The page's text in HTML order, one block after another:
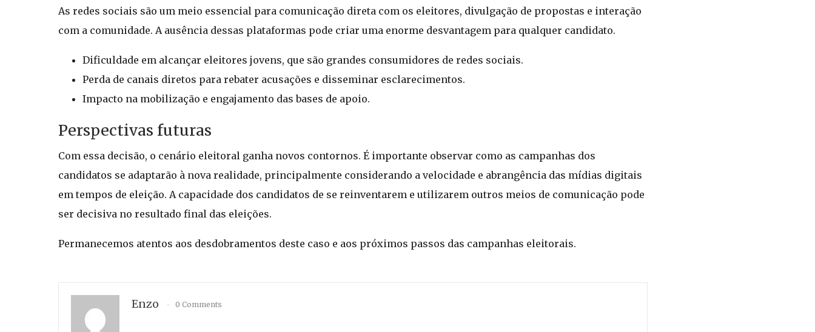
As redes sociais são um meio essencial para comunicação direta com os eleitores, divulgação de propostas e interação
com a comunidade. A ausência dessas plataformas pode criar uma enorme desvantagem para qualquer candidato.
Dificuldade em alcançar eleitores jovens, que são grandes consumidores de redes sociais.
Perda de canais diretos para rebater acusações e disseminar esclarecimentos.
Impacto na mobilização e engajamento das bases de apoio.
Perspectivas futuras
Com essa decisão, o cenário eleitoral ganha novos contornos. É importante observar como as campanhas dos
candidatos se adaptarão à nova realidade, principalmente considerando a velocidade e abrangência das mídias digitais
em tempos de eleição. A capacidade dos candidatos de se reinventarem e utilizarem outros meios de comunicação pode
ser decisiva no resultado final das eleições.
Permanecemos atentos aos desdobramentos deste caso e aos próximos passos das campanhas eleitorais.
Enzo 0 Comments